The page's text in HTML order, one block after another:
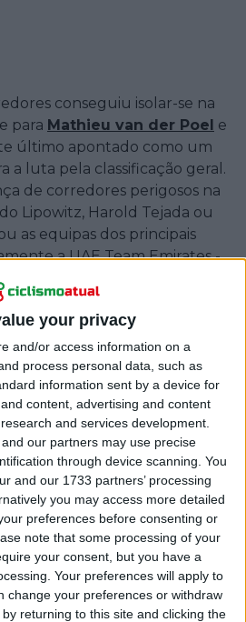
your privacy
and/or access information on a
process personal data, such as
information sent by a device for
content, advertising and content
and services development.
our partners may use precise
through device scanning. You
and our 1733 partners’ processing
you may access more detailed
preferences before consenting or
note that some processing of your
your consent, but you have a
Your preferences will apply to
change your preferences or withdraw
returning to this site and clicking the
conseguiu isolar-se na
para Mathieu van der Poel e
último apontado como um
a luta pela classificação geral.
de corredores perigosos na
Lipowitz, Harold Tejada ou
as equipas dos principais
a UAE Team Emirates -
Lease a Bike, a assumirem as
a diferença controlada
se sentir à medida que o
subidas, com vários ciclistas a
o contacto com o grupo
não resistiram esteve
amarela à partida, que
hipótese de discutir a